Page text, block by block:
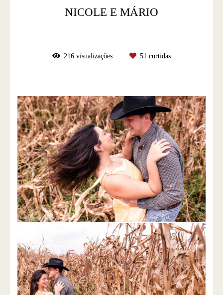
NICOLE E MÁRIO
216 visualizações 51 curtidas